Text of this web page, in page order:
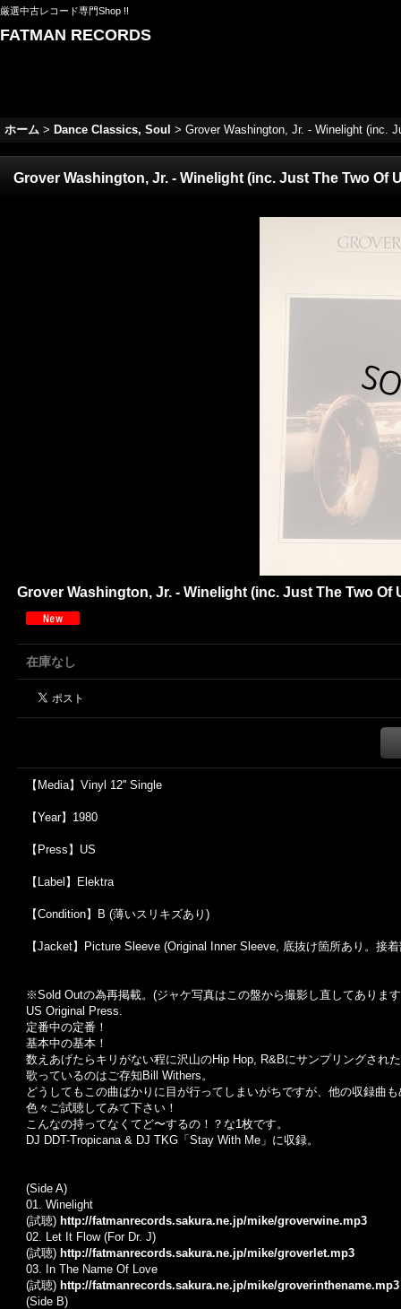
厳選中古レコード専門Shop !!
FATMAN RECORDS
ホーム > Dance Classics, Soul > Grover Washington, Jr. - Winelight (inc.
Grover Washington, Jr. - Winelight (inc. Just The Two Of
Grover Washington, Jr. - Winelight (inc. Just The Two Of
在庫なし
【Media】Vinyl 12'' Single
【Year】1980
【Press】US
【Label】Elektra
【Condition】B (薄いスリキズあり)
【Jacket】Picture Sleeve (Original Inner Sleeve, 底抜け箇所あり。接
※Sold Outの為再掲載。 (ジャケ写真はこの盤から撮影し直してありま
US Original Press.
定番中の定番！
基本中の基本！
数えあげたらキリがない程に沢山のHip Hop, R&Bにサンプリングされ
歌っているのはご存知Bill Withers。
どうしてもこの曲ばかりに目が行ってしまいがちですが、他の収録曲
色々ご試聴してみて下さい！
こんなの持ってなくてど〜するの！？な1枚です。
DJ DDT-Tropicana & DJ TKG「Stay With Me」に収録。
(Side A)
01. Winelight
(試聴) http://fatmanrecords.sakura.ne.jp/mike/groverwine.mp3
02. Let It Flow (For Dr. J)
(試聴) http://fatmanrecords.sakura.ne.jp/mike/groverlet.mp3
03. In The Name Of Love
(試聴) http://fatmanrecords.sakura.ne.jp/mike/groverinthename.mp3
(Side B)